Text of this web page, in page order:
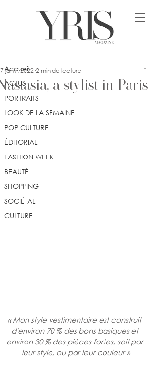
Accueil
ACTUS
PORTRAITS
LOOK DE LA SEMAINE
POP CULTURE
ÉDITORIAL
FASHION WEEK
BEAUTÉ
SHOPPING
SOCIÉTAL
CULTURE
a stylist in Paris
janv. 2022 2 min de lecture
« Mon style vestimentaire est construit
d'environ 70 % des bons basiques et
environ 30 % des pièces fortes, soit par
leur style, ou par leur couleur »